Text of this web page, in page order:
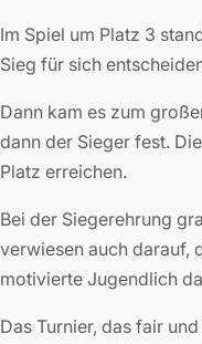
Im Spiel um Platz 3
Sieg für sich
Dann kam es zum
dann der Sieger fest.
Platz erreichen.
Bei der Siegerehrung
verwiesen auch darauf,
motivierte Jugendlich
Das Turnier, das fair